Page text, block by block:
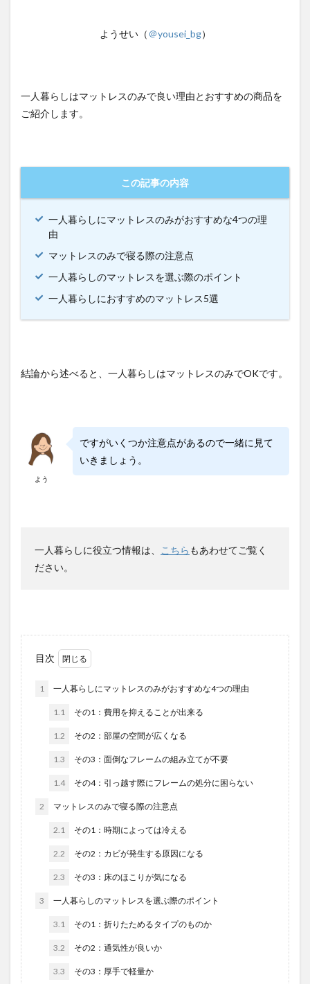
ようせい（ ＠yousei_bg）
一人暮らしはマットレスのみで良い理由とおすすめの商品を
ご紹介します。
この記事の内容
一人暮らしにマットレスのみがおすすめな4つの理
由
マットレスのみで寝る際の注意点
一人暮らしのマットレスを選ぶ際のポイント
一人暮らしにおすすめのマットレス5選
結論から述べると、一人暮らしはマットレスのみでOKです。
よう
ですがいくつか注意点があるので一緒に見て
いきましょう。
一人暮らしに役立つ情報は、 こちら もあわせてご覧く
ださい。
目次
1 一人暮らしにマットレスのみがおすすめな4つの理由
1.1 その1：費用を抑えることが出来る
1.2 その2：部屋の空間が広くなる
1.3 その3：面倒なフレームの組み立てが不要
1.4 その4：引っ越す際にフレームの処分に困らない
2 マットレスのみで寝る際の注意点
2.1 その1：時期によっては冷える
2.2 その2：カビが発生する原因になる
2.3 その3：床のほこりが気になる
3 一人暮らしのマットレスを選ぶ際のポイント
3.1 その1：折りたためるタイプのものか
3.2 その2：通気性が良いか
3.3 その3：厚手で軽量か